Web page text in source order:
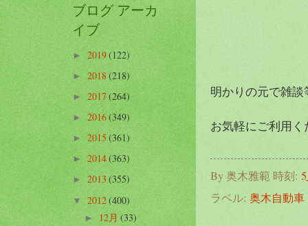
明かりの元で雑
お気軽にご利用く
By奥木雅範 時刻:
ラベル: 奥木自動車
ブログ アーカ
イブ
►2019(122)
► 2018(218)
►2017(264)
►2016(349)
►2015(361)
►2014(363)
►2013(355)
▼2012(400)
►12月(33)